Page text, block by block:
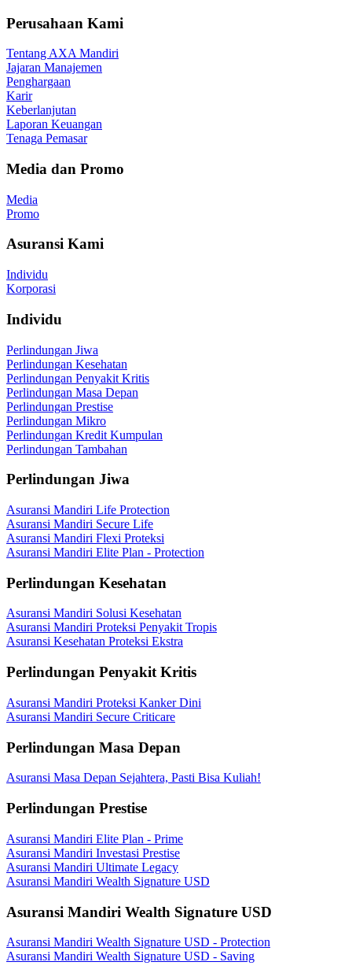
Perusahaan Kami
Tentang AXA Mandiri
Jajaran Manajemen
Penghargaan
Karir
Keberlanjutan
Laporan Keuangan
Tenaga Pemasar
Media dan Promo
Media
Promo
Asuransi Kami
Individu
Korporasi
Individu
Perlindungan Jiwa
Perlindungan Kesehatan
Perlindungan Penyakit Kritis
Perlindungan Masa Depan
Perlindungan Prestise
Perlindungan Mikro
Perlindungan Kredit Kumpulan
Perlindungan Tambahan
Perlindungan Jiwa
Asuransi Mandiri Life Protection
Asuransi Mandiri Secure Life
Asuransi Mandiri Flexi Proteksi
Asuransi Mandiri Elite Plan - Protection
Perlindungan Kesehatan
Asuransi Mandiri Solusi Kesehatan
Asuransi Mandiri Proteksi Penyakit Tropis
Asuransi Kesehatan Proteksi Ekstra
Perlindungan Penyakit Kritis
Asuransi Mandiri Proteksi Kanker Dini
Asuransi Mandiri Secure Criticare
Perlindungan Masa Depan
Asuransi Masa Depan Sejahtera, Pasti Bisa Kuliah!
Perlindungan Prestise
Asuransi Mandiri Elite Plan - Prime
Asuransi Mandiri Investasi Prestise
Asuransi Mandiri Ultimate Legacy
Asuransi Mandiri Wealth Signature USD
Asuransi Mandiri Wealth Signature USD
Asuransi Mandiri Wealth Signature USD - Protection
Asuransi Mandiri Wealth Signature USD - Saving